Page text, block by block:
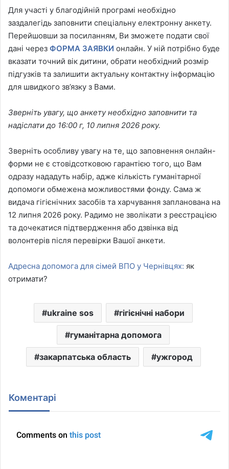
Для участі у благодійній програмі необхідно
заздалегідь заповнити спеціальну електронну анкету.
Перейшовши за посиланням, Ви зможете подати свої
дані через ФОРМА ЗАЯВКИ онлайн. У ній потрібно буде
вказати точний вік дитини, обрати необхідний розмір
підгузків та залишити актуальну контактну інформацію
для швидкого зв’язку з Вами.
Зверніть увагу, що анкету необхідно заповнити та
надіслати до 16:00 г, 10 липня 2026 року.
Зверніть особливу увагу на те, що заповнення онлайн-
форми не є стовідсотковою гарантією того, що Вам
одразу нададуть набір, адже кількість гуманітарної
допомоги обмежена можливостями фонду. Сама ж
видача гігієнічних засобів та харчування запланована на
12 липня 2026 року. Радимо не зволікати з реєстрацією
та дочекатися підтвердження або дзвінка від
волонтерів після перевірки Вашої анкети.
Адресна допомога для сімей ВПО у Чернівцях: як
отримати?
ukraine sos гігієнічні набори
гуманітарна допомога
закарпатська область ужгород
Коментарі